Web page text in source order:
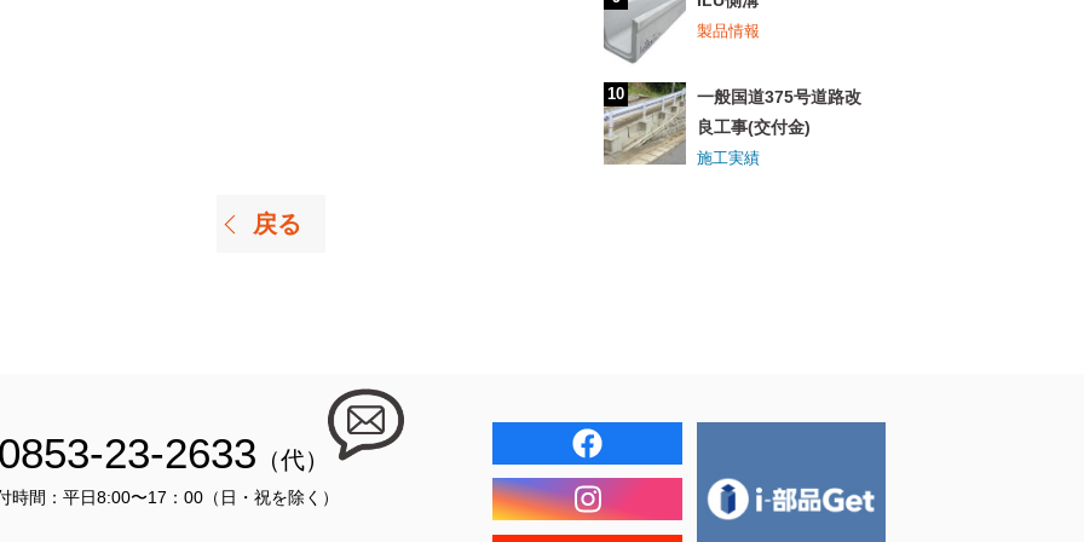
製品情報
一般国道375号道路改
良工事(交付金)
施工実績
戻る
23-2633 （代）
時間：平日8:00〜17：00（日・祝を除く）